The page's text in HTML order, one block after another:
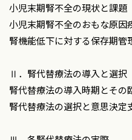
小児末期腎不全の現状と
小児末期腎不全のおもな原
腎機能低下に対する保存
Ⅱ．腎代替療法の導入と選択
腎代替療法の導入時期とそ
腎代替療法の選択と意思